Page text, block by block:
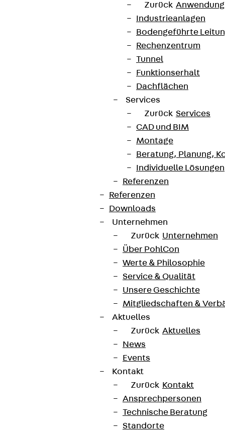
Zurück
Industrieanlagen
Bodengeführte
Rechenzentrum
Tunnel
Funktionserhalt
Dachflächen
Services
Zurück Services
CAD und BIM
Montage
Beratung, Planung,
Individuelle Lösungen
Referenzen
Referenzen
Downloads
Unternehmen
Zurück Unternehmen
Über PohlCon
Werte & Philosophie
Service & Qualität
Unsere Geschichte
Mitgliedschaften &
Aktuelles
Zurück Aktuelles
News
Events
Kontakt
Zurück Kontakt
Ansprechpersonen
Technische Beratung
Standorte